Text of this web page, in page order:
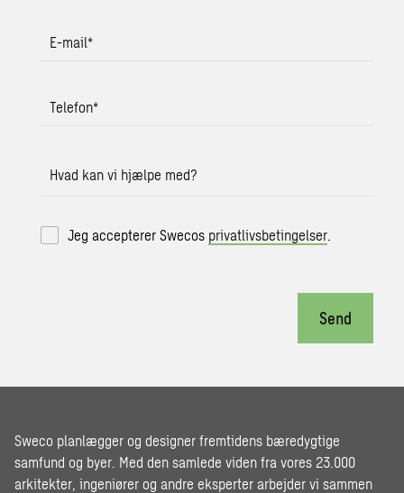
E-mail*
Telefon*
Hvad kan vi hjælpe med?
Jeg accepterer Swecos privatlivsbetingelser.
Send
Sweco planlægger og designer fremtidens bæredygtige
samfund og byer. Med den samlede viden fra vores 23.000
arkitekter, ingeniører og andre eksperter arbejder vi sammen